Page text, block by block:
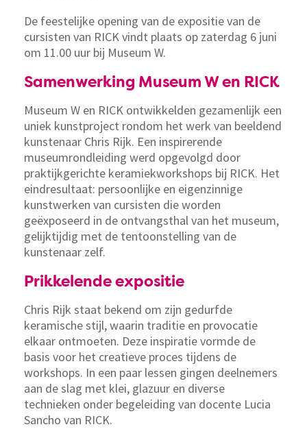
De feestelijke opening van de expositie van de
cursisten van RICK vindt plaats op zaterdag 6 juni
om 11.00 uur bij Museum W.
Samenwerking Museum W en RICK
Museum W en RICK ontwikkelden gezamenlijk een
uniek kunstproject rondom het werk van beeldend
kunstenaar Chris Rijk. Een inspirerende
museumrondleiding werd opgevolgd door
praktijkgerichte keramiekworkshops bij RICK. Het
eindresultaat: persoonlijke en eigenzinnige
kunstwerken van cursisten die worden
geëxposeerd in de ontvangsthal van het museum,
gelijktijdig met de tentoonstelling van de
kunstenaar zelf.
Prikkelende expositie
Chris Rijk staat bekend om zijn gedurfde
keramische stijl, waarin traditie en provocatie
elkaar ontmoeten. Deze inspiratie vormde de
basis voor het creatieve proces tijdens de
workshops. In een paar lessen gingen deelnemers
aan de slag met klei, glazuur en diverse
technieken onder begeleiding van docente Lucia
Sancho van RICK.